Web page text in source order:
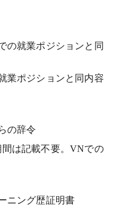
の就業ポジションと同
業ポジションと同内容
の辞令
間は記載不要。VNでの
ニング歴証明書